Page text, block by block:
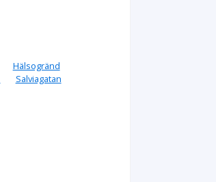
Hälsogränd
Salviagatan